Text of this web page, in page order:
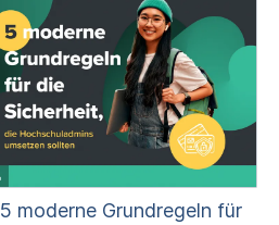
5 moderne Grundregeln für